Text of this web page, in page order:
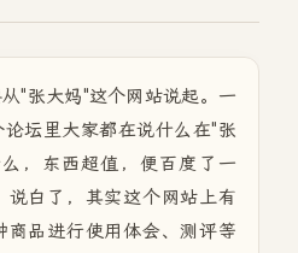
"张大妈"这个网站说起。一
坛里大家都在说什么在"张
，东西超值，便百度了一
说白了，其实这个网站上有
商品进行使用体会、测评等